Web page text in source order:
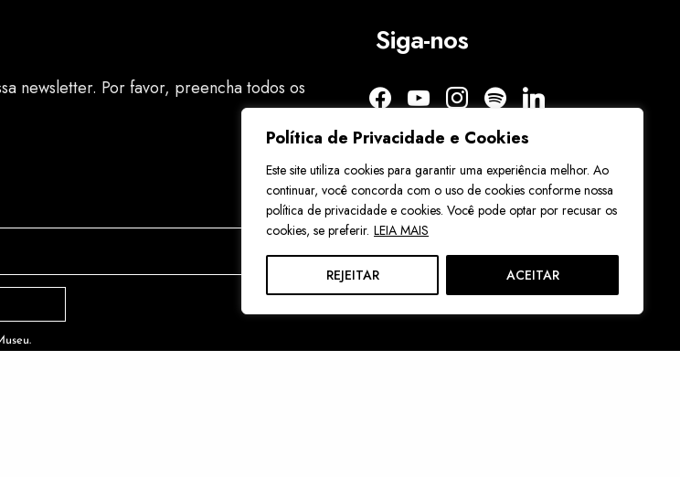
Política de Privacidade e Cookies
Este site utiliza cookies para garantir uma experiência melhor. Ao
continuar, você concorda com o uso de cookies conforme nossa
política de privacidade e cookies. Você pode optar por recusar os
cookies, se preferir. LEIA MAIS
REJEITAR ACEITAR
newsletter. Por favor, preencha todos os
Siga-nos